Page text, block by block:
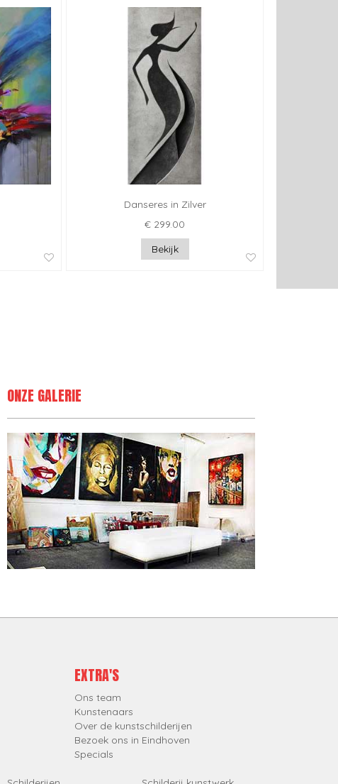
Danseres in Zilver
€ 299.00
Bekijk
ONZE GALERIE
EXTRA'S
Ons team
Kunstenaars
Over de kunstschilderijen
Bezoek ons in Eindhoven
Specials